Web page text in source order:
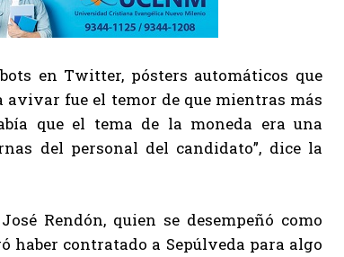
en Twitter, pósters automáticos que
avivar fue el temor de que mientras más
que el tema de la moneda era una
del personal del candidato”, dice la
Rendón, quien se desempeñó como
haber contratado a Sepúlveda para algo